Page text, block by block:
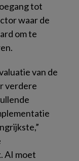
tot
waar de
om te
van de
verdere
AI moet